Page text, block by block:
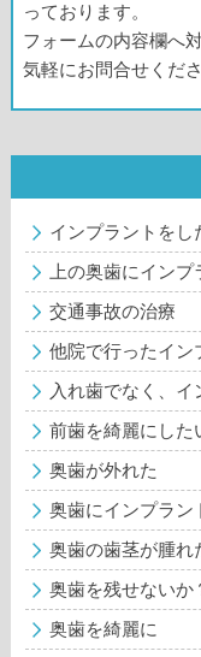
っております。
フォームの内容欄へ
気軽にお問合せくださ
インプラントを
上の奥歯にインプ
交通事故の治療
他院で行ったイン
入れ歯でなく、
前歯を綺麗にした
奥歯が外れた
奥歯にインプラン
奥歯の歯茎が腫れ
奥歯を残せないか
奥歯を綺麗に